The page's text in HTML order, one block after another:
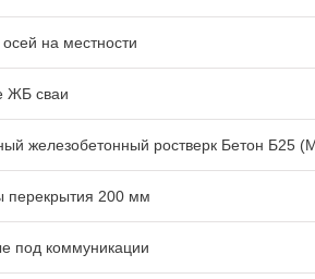
осей на местности
ЖБ сваи
железобетонный ростверк Бетон Б25
перекрытия 200 мм
под коммуникации